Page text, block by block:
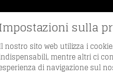
DI RICAMBIOsulla
nostro sito web utilizza i
mentre altri ci
di navigazione sul